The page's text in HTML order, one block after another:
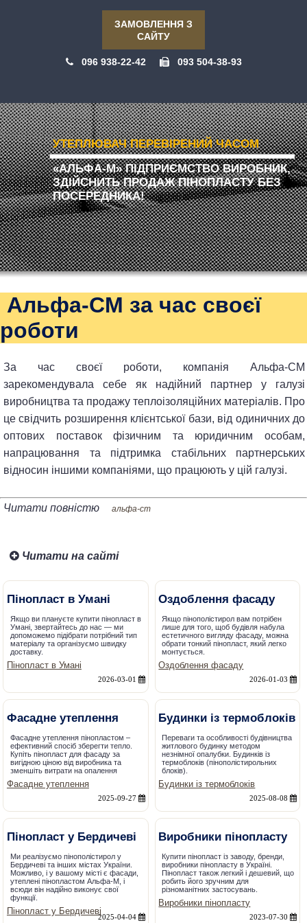
ЗАМОВЛЕННЯ З
САЙТУ
096 938-22-42 093 504-38-93
УТЕПЛЮВАЧ ПЕРЕВІРЕНИЙ ЧАСОМ
«АЛЬФА-М» ПІДПРИЄМСТВО ВИРОБНИК,
ЗДІЙСНИТЬ ПРОДАЖ ПІНОПЛАСТУ БЕЗ
ПОСЕРЕДНИКА!
Альфа-CM за час своєї
роботи
За час своєї роботи, компанія Альфа-CM
зарекомендувала себе як надійний партнер у галузі
виробництва та продажу теплоізоляційних матеріалів. Про
це свідчить розширення клієнтської бази, від одиничних до
оптових поставок фізичним та юридичним особам,
напрацювання та підтримка стабільних партнерських
відносин іншими компаніями, що працюють у цій галузі.
Читати повністю альфа-cm
Читати на сайті
Пінопласт в Умані
Якщо ви плануєте купити пінопласт в
Умані, звертайтесь до нас — ми
допоможемо підібрати потрібний тип
матеріалу та організуємо швидку
доставку.
Пінопласт в Умані
2026-03-01
Оздоблення фасаду
Якщо пінополістирол вам потрібен
лише для того, щоб будівля набула
естетичного вигляду фасаду, можна
обрати тонкий пінопласт, який легко
монтується.
Оздоблення фасаду
2026-01-03
Фасадне утеплення
Фасадне утеплення пінопластом –
ефективний спосіб зберегти тепло.
Купіть пінопласт для фасаду за
вигідною ціною від виробника та
зменшіть витрати на опалення
Фасадне утеплення
2025-09-27
Будинки із термоблоків
Переваги та особливості будівництва
житлового будинку методом
незнімної опалубки. Будинків із
термоблоків (пінополістирольних
блоків).
Будинки із термоблоків
2025-08-08
Пінопласт у Бердичеві
Ми реалізуємо пінополістирол у
Бердичеві та інших містах України.
Можливо, і у вашому місті є фасади,
утеплені пінопластом Альфа-М, і
всюди він надійно виконує свої
функції.
Пінопласт у Бердичеві
2025-04-04
Виробники пінопласту
Купити пінопласт із заводу, бренди,
виробники пінопласту в Україні.
Пінопласт також легкий і дешевий, що
робить його зручним для
різноманітних застосувань.
Виробники пінопласту
2023-07-30